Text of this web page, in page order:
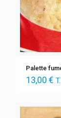
Palette
13,00 €